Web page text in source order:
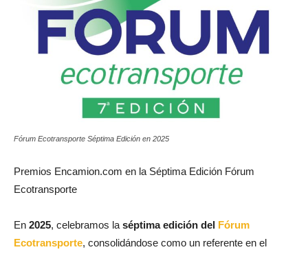
Fórum Ecotransporte Séptima Edición en 2025
Premios Encamion.com en la Séptima Edición Fórum
Ecotransporte
En 2025, celebramos la séptima edición del Fórum
Ecotransporte, consolidándose como un referente en el